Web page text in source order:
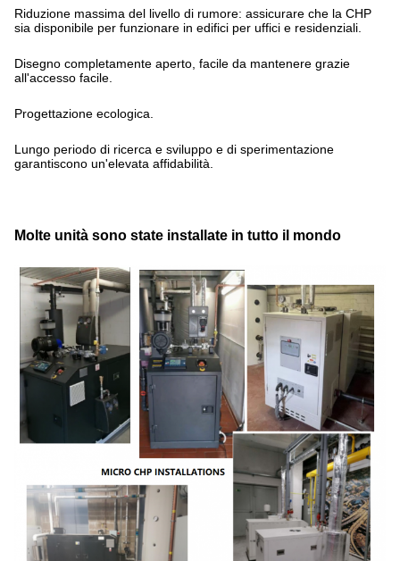
Riduzione massima del livello di rumore: assicurare che la CHP
sia disponibile per funzionare in edifici per uffici e residenziali.
Disegno completamente aperto, facile da mantenere grazie
all'accesso facile.
Progettazione ecologica.
Lungo periodo di ricerca e sviluppo e di sperimentazione
garantiscono un'elevata affidabilità.
Molte unità sono state installate in tutto il mondo